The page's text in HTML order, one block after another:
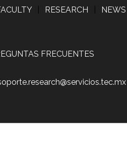
RESEARCH NEWS
FRECUENTES